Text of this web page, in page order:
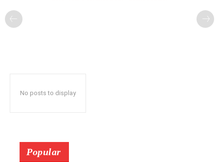
No posts to display
Popular